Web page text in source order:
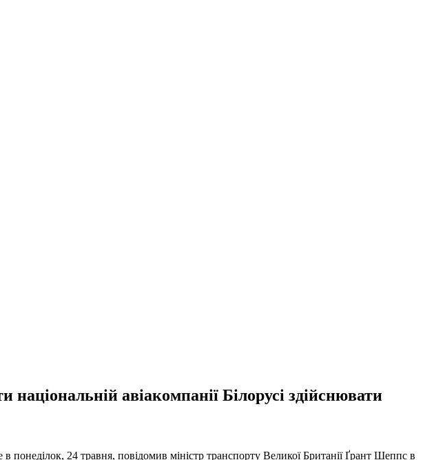
авіакомпанії Білорусі здійснювати
понеділок, 24 травня, повідомив міністр транспорту Великої Британії Ґрант Шеппс в